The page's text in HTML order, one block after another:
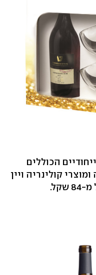
הכוללים
קולינריה ויין